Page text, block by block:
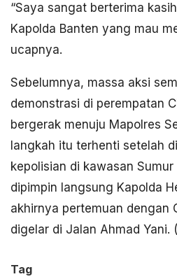
“Saya sangat berterima
Kapolda Banten yang mau
ucapnya.
Sebelumnya, massa aksi
demonstrasi di perempatan
bergerak menuju Mapolres
langkah itu terhenti setelah
kepolisian di kawasan Sumur
dipimpin langsung Kapolda
akhirnya pertemuan dengan
digelar di Jalan Ahmad Yani.
Tag